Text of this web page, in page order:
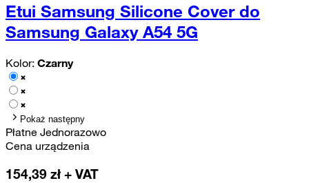
Etui Samsung Silicone Cover do
Samsung Galaxy A54 5G
Kolor: Czarny
Pokaż następny
Płatne Jednorazowo
Cena urządzenia
154,39 zł + VAT